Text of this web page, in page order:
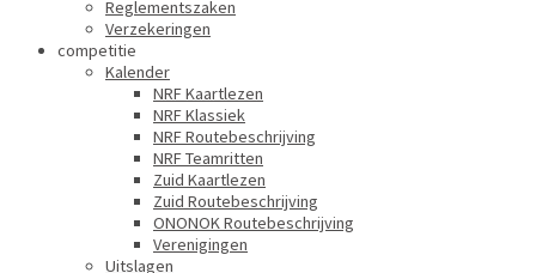
Reglementszaken
Verzekeringen
competitie
Kalender
NRF Kaartlezen
NRF Klassiek
NRF Routebeschrijving
NRF Teamritten
Zuid Kaartlezen
Zuid Routebeschrijving
ONONOK Routebeschrijving
Verenigingen
Uitslagen